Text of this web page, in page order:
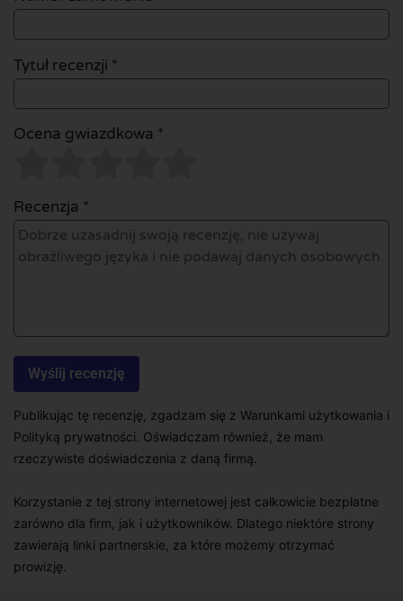
Tytuł recenzji *
Ocena gwiazdkowa *
Recenzja *
Publikując tę recenzję, zgadzam się z Warunkami użytkowania i
Polityką prywatności. Oświadczam również, że mam
rzeczywiste doświadczenia z daną firmą.
Korzystanie z tej strony internetowej jest całkowicie bezpłatne
zarówno dla firm, jak i użytkowników. Dlatego niektóre strony
zawierają linki partnerskie, za które możemy otrzymać
prowizję.